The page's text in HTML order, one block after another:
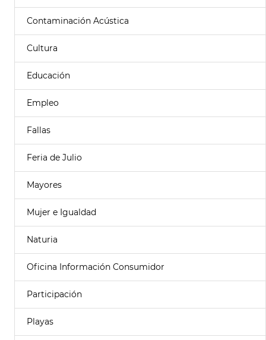
Contaminación Acústica
Cultura
Educación
Empleo
Fallas
Feria de Julio
Mayores
Mujer e Igualdad
Naturia
Oficina Información Consumidor
Participación
Playas